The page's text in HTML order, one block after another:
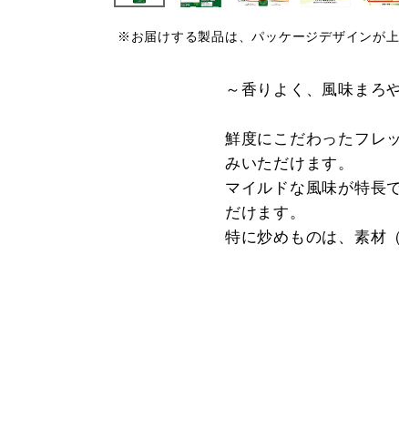
※お届けする製品は、パッケージデザインが
～香りよく、風味まろ
鮮度にこだわったフレ
みいただけます。
マイルドな風味が特長
だけます。
特に炒めものは、素材